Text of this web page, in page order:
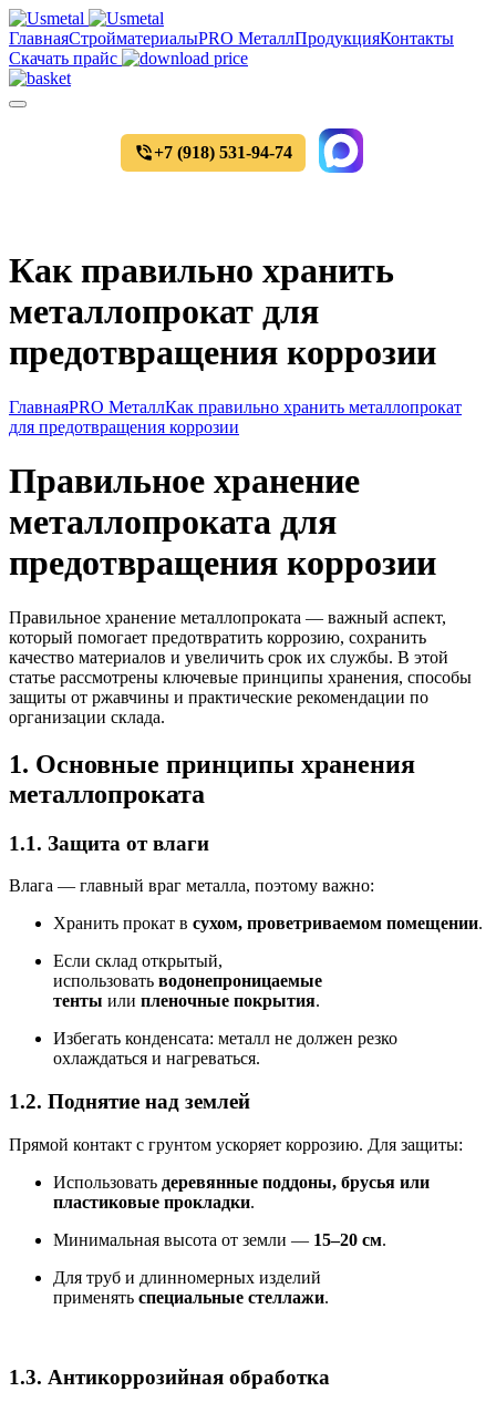
ГлавнаяСтройматериалыPRO МеталлПродукцияКонтакты
Скачать прайс
+7 (918) 531-94-74
Как правильно хранить
металлопрокат для
предотвращения коррозии
ГлавнаяPRO МеталлКак правильно хранить металлопрокат
для предотвращения коррозии
Правильное хранение
металлопроката для
предотвращения коррозии
Правильное хранение металлопроката — важный аспект,
который помогает предотвратить коррозию, сохранить
качество материалов и увеличить срок их службы. В этой
статье рассмотрены ключевые принципы хранения, способы
защиты от ржавчины и практические рекомендации по
организации склада.
1. Основные принципы хранения
металлопроката
1.1. Защита от влаги
Влага — главный враг металла, поэтому важно:
Хранить прокат в сухом, проветриваемом помещении.
Если склад открытый,
использовать водонепроницаемые
тенты или пленочные покрытия.
Избегать конденсата: металл не должен резко
охлаждаться и нагреваться.
1.2. Поднятие над землей
Прямой контакт с грунтом ускоряет коррозию. Для защиты:
Использовать деревянные поддоны, брусья или
пластиковые прокладки.
Минимальная высота от земли — 15–20 см.
Для труб и длинномерных изделий
применять специальные стеллажи.
1.3. Антикоррозийная обработка